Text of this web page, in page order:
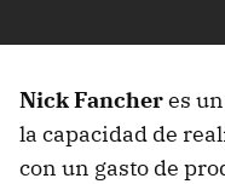
Nick Fancheres
la capacidad de
con un gasto de